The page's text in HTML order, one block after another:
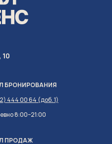
444 00 64 (доб. 1)
БРОНИРОВАНИЯ
ПРОДАЖ
8:00–21:00